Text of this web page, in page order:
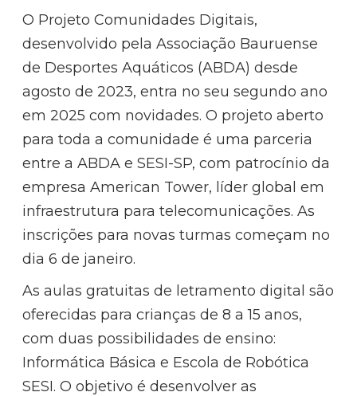
O Projeto Comunidades Digitais,
desenvolvido pela Associação Bauruense
de Desportes Aquáticos (ABDA) desde
agosto de 2023, entra no seu segundo ano
em 2025 com novidades. O projeto aberto
para toda a comunidade é uma parceria
entre a ABDA e SESI-SP, com patrocínio da
empresa American Tower, líder global em
infraestrutura para telecomunicações. As
inscrições para novas turmas começam no
dia 6 de janeiro.
As aulas gratuitas de letramento digital são
oferecidas para crianças de 8 a 15 anos,
com duas possibilidades de ensino:
Informática Básica e Escola de Robótica
SESI. O objetivo é desenvolver as